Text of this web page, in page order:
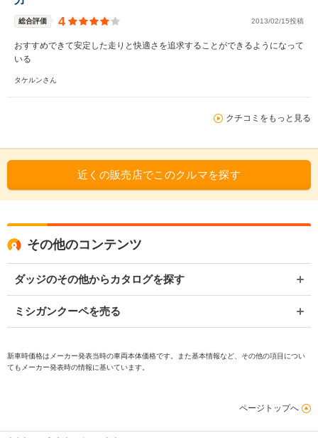
総合評価 4 2013/02/15投稿
おすすめできて安定した走りと快適さを追求することができるようになって
いる
タケルンさん
クチコミをもっと見る
近くの販売店でこのクルマを探す
その他のコンテンツ
ダッジのその他からカタログを探す
ミシガンクーペを売る
新車時価格はメーカー発表当時の車両本体価格です。また基本情報など、その他の項目につい
てもメーカー発表時の情報に基いています。
ページトップへ